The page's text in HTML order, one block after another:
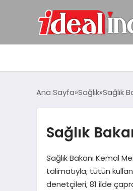
Ana Sayfa Sağlık Sağlık
Sağlık
Sağlık Bakanı Kemal
talimatıyla, tütün
denetçileri, 81 ilde